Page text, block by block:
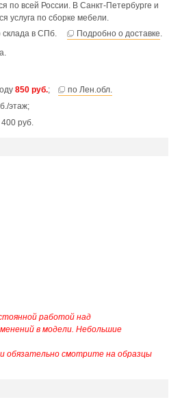
по всей России. В Санкт-Петербурге и
услуга по сборке мебели.
склада в СПб.
Подробно о доставке.
850 руб.;
по Лен.обл.
этаж;
руб.
работой над
в модели. Небольшие
обязательно смотрите на образцы